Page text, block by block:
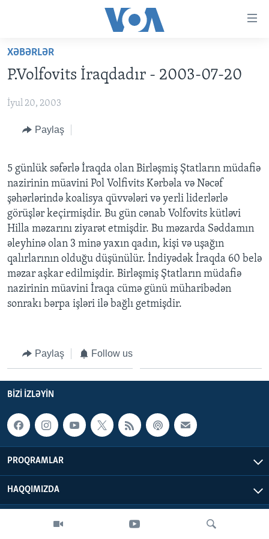
Skip
main
Skip
Skip
to
Search
ANA SƏHİFƏ
AMERIKA İCMALI
DÜNYAYA BAXIŞ
AZƏRBAYCAN
DÜNYA
İSRAIL-HƏMAS MÜNAQIŞƏSI
ABŞ SEÇKILƏRI 2024
İRAN AZƏRBAYCANI
VIDEOLAR
MEDIA AZADLIĞI
BAŞ MƏQALƏ
LEARNING ENGLISH
BIZI IZLƏYIN
Dillər
XƏBƏRLƏR
P.Volfovits İraqdadır - 2003-07-20
İyul 20, 2003
Paylaş
5 günlük səfərlə İraqda olan Birləşmiş Ştatların müdafiə
nazirinin müavini Pol Volfivits Kərbəla və Nəcəf
şəhərlərində koalisya qüvvələri və yerli liderlərlə
görüşlər keçirmişdir. Bu gün cənab Volfovits kütləvi
Hilla məzarını ziyarət etmişdir. Bu məzarda Səddamın
əleyhinə olan 3 minə yaxın qadın, kişi və uşağın
qalırlarının olduğu düşünülür. İndiyədək İraqda 60 belə
məzar aşkar edilmişdir. Birləşmiş Ştatların müdafiə
nazirinin müavini İraqa cümə günü müharibədən
sonrakı bərpa işləri ilə bağlı getmişdir.
Paylaş Follow us
BIZI IZLƏYIN
PROQRAMLAR
HAQQIMIZDA